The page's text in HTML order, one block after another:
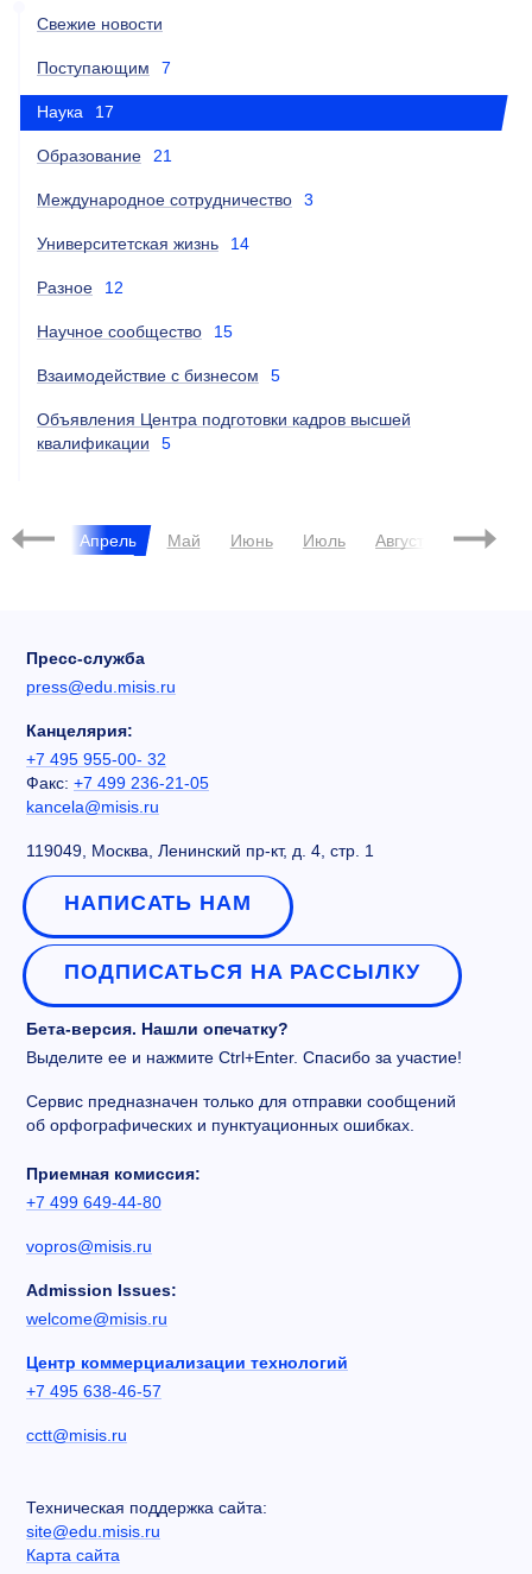
Свежие новости
Поступающим 7
Наука 17
Образование 21
Международное сотрудничество 3
Университетская жизнь 14
Разное 12
Научное сообщество 15
Взаимодействие с бизнесом 5
Объявления Центра подготовки кадров высшей
квалификации
5
Март Апрель Май Июнь Июль Август Сентябрь
Пресс-служба
press@edu.misis.ru
Канцелярия:
+7 495 955-00- 32
Факс: +7 499 236-21-05
kancela@misis.ru
119049, Москва, Ленинский пр-кт, д. 4, стр. 1
НАПИСАТЬ НАМ
ПОДПИСАТЬСЯ НА РАССЫЛКУ
Бета-версия. Нашли опечатку?
Выделите ее и нажмите Ctrl+Enter. Спасибо за участие!
Сервис предназначен только для отправки сообщений
об орфографических и пунктуационных ошибках.
Приемная комиссия:
+7 499 649-44-80
vopros@misis.ru
Admission Issues:
welcome@misis.ru
Центр коммерциализации технологий
+7 495 638-46-57
cctt@misis.ru
Техническая поддержка сайта:
site@edu.misis.ru
Карта сайта